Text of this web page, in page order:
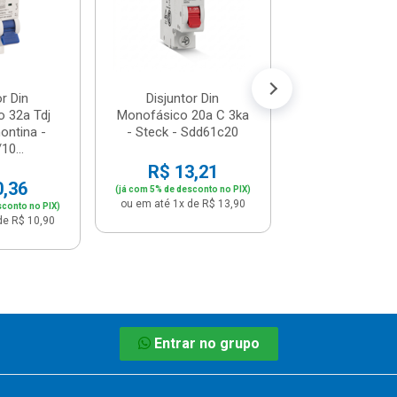
Din
32a Tdj
-
no PIX)
R$ 10,90
Disjuntor Din
Monofásico 20a C 3ka
- Steck - Sdd61c20
R$ 13,21
(já com 5% de desconto no PIX)
ou em até 1x de R$ 13,90
Entrar no grupo